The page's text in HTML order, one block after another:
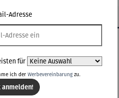
Adresse
für
ich der Werbevereinbarungzu.
anmelden!